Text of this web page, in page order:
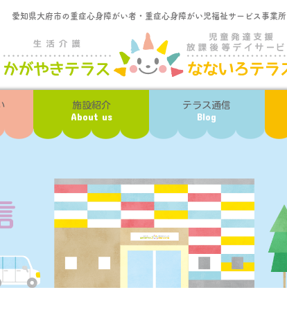
愛知県大府市の重症心身障がい者・重症心身障がい児福祉サービス事業所
施設紹介
About us
テラス通信
Blog